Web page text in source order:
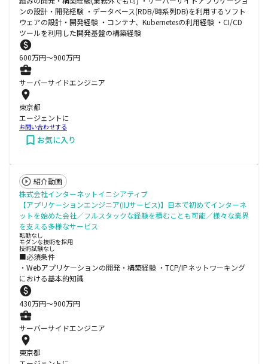
ンの設計・開発経験 ・データベース(RDB/時系列DB)を利用するソフト
ウェアの設計・開発経験 ・コンテナ、Kubernetesの利用経験 ・CI/CD
ツールを利用した開発基盤の構築経験
600万円〜900万円
サーバーサイドエンジニア
東京都
エージェントに
お問い合わせする
お気に入り
紹介動画
株式会社インターネットイニシアティブ
【アプリケーションエンジニア(IIJサービス)】日本で初めてインターネ
ットを始めた会社／フルスタックな経験を積むことも可能／様々な業界
を支える多様なサービス
転勤なし
モダンな技術を採用
技術試験なし
■必須条件
・Webアプリケーションの開発・構築経験 ・TCP/IPネットワーキング
における基本的知識
430万円〜900万円
サーバーサイドエンジニア
東京都